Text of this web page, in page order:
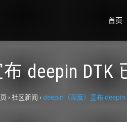
首页
deepin
›社区新闻›deepin（深度）宣布